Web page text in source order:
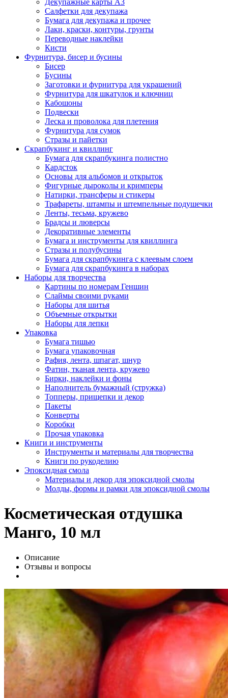
Салфетки для декупажа
Бумага для декупажа и прочее
Лаки, краски, контуры, грунты
Переводные наклейки
Кисти
Фурнитура, бисер и бусины
Бисер
Бусины
Заготовки и фурнитура для украшений
Фурнитура для шкатулок и ключниц
Кабошоны
Подвески
Леска и проволока для плетения
Фурнитура для сумок
Стразы и пайетки
Скрапбукинг и квиллинг
Бумага для скрапбукинга полистно
Кардсток
Основы для альбомов и открыток
Фигурные дыроколы и кримперы
Натирки, трансферы и стикеры
Трафареты, штампы и штемпельные подушечки
Ленты, тесьма, кружево
Брадсы и люверсы
Декоративные элементы
Бумага и инструменты для квиллинга
Стразы и полубусины
Бумага для скрапбукинга с клеевым слоем
Бумага для скрапбукинга в наборах
Наборы для творчества
Картины по номерам Геншин
Слаймы своими руками
Наборы для шитья
Объемные открытки
Наборы для лепки
Упаковка
Бумага тишью
Бумага упаковочная
Рафия, лента, шпагат, шнур
Фатин, тканая лента, кружево
Бирки, наклейки и фоны
Наполнитель бумажный (стружка)
Топперы, прищепки и декор
Пакеты
Конверты
Коробки
Прочая упаковка
Книги и инструменты
Инструменты и материалы для творчества
Книги по рукоделию
Эпоксидная смола
Материалы и декор для эпоксидной смолы
Молды, формы и рамки для эпоксидной смолы
Косметическая отдушка
Манго, 10 мл
Описание
Отзывы и вопросы